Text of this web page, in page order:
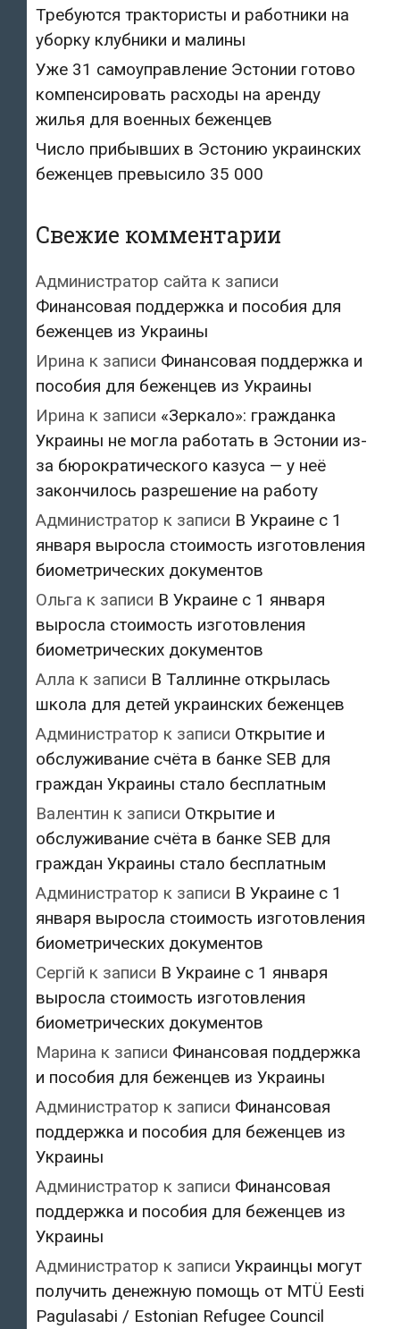
Требуются трактористы и работники на
уборку клубники и малины
Уже 31 самоуправление Эстонии готово
компенсировать расходы на аренду
жилья для военных беженцев
Число прибывших в Эстонию украинских
беженцев превысило 35 000
Свежие комментарии
Администратор сайта к записи
Финансовая поддержка и пособия для
беженцев из Украины
Ирина к записи Финансовая поддержка и
пособия для беженцев из Украины
Ирина к записи «Зеркало»: гражданка
Украины не могла работать в Эстонии из-
за бюрократического казуса — у неё
закончилось разрешение на работу
Администратор к записи В Украине с 1
января выросла стоимость изготовления
биометрических документов
Ольга к записи В Украине с 1 января
выросла стоимость изготовления
биометрических документов
Алла к записи В Таллинне открылась
школа для детей украинских беженцев
Администратор к записи Открытие и
обслуживание счёта в банке SEB для
граждан Украины стало бесплатным
Валентин к записи Открытие и
обслуживание счёта в банке SEB для
граждан Украины стало бесплатным
Администратор к записи В Украине с 1
января выросла стоимость изготовления
биометрических документов
Сергій к записи В Украине с 1 января
выросла стоимость изготовления
биометрических документов
Марина к записи Финансовая поддержка
и пособия для беженцев из Украины
Администратор к записи Финансовая
поддержка и пособия для беженцев из
Украины
Администратор к записи Финансовая
поддержка и пособия для беженцев из
Украины
Администратор к записи Украинцы могут
получить денежную помощь от MTÜ Eesti
Pagulasabi / Estonian Refugee Council